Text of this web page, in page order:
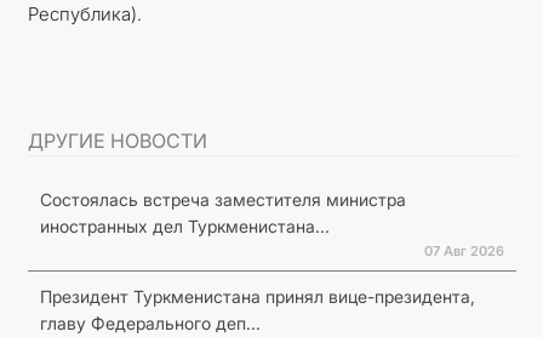
Республика).
ДРУГИЕ НОВОСТИ
Состоялась встреча заместителя министра
иностранных дел Туркменистана...
07 Авг 2026
Президент Туркменистана принял вице-президента,
главу Федерального деп...